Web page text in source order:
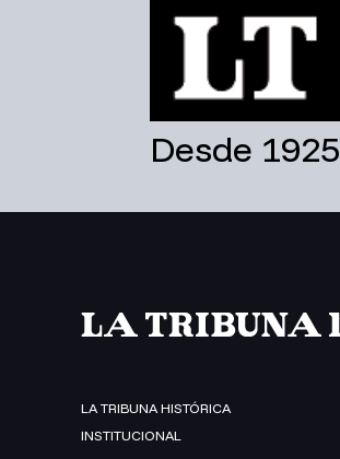
Desde 1925
LA TRIBUNA HISTÓRICA
INSTITUCIONAL